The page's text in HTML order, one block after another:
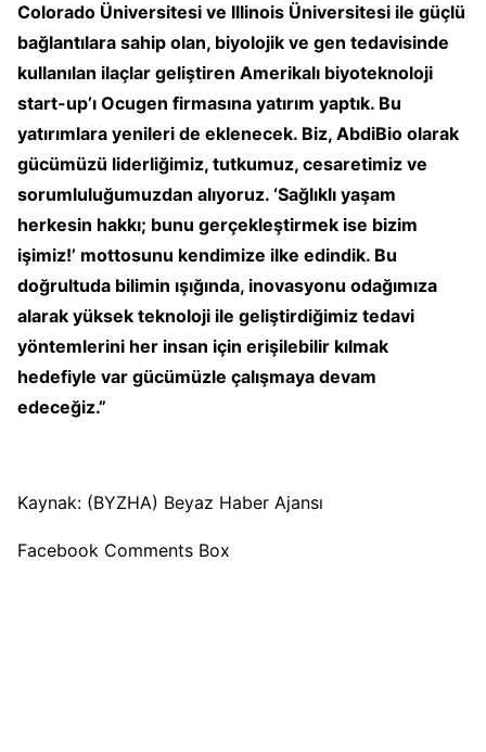
Colorado Üniversitesi ve Illinois Üniversitesi ile güçlü
bağlantılara sahip olan, biyolojik ve gen tedavisinde
kullanılan ilaçlar geliştiren Amerikalı biyoteknoloji
start-up’ı Ocugen firmasına yatırım yaptık. Bu
yatırımlara yenileri de eklenecek. Biz, AbdiBio olarak
gücümüzü liderliğimiz, tutkumuz, cesaretimiz ve
sorumluluğumuzdan alıyoruz. ‘Sağlıklı yaşam
herkesin hakkı; bunu gerçekleştirmek ise bizim
işimiz!’ mottosunu kendimize ilke edindik. Bu
doğrultuda bilimin ışığında, inovasyonu odağımıza
alarak yüksek teknoloji ile geliştirdiğimiz tedavi
yöntemlerini her insan için erişilebilir kılmak
hedefiyle var gücümüzle çalışmaya devam
edeceğiz.”
Kaynak: (BYZHA) Beyaz Haber Ajansı
Facebook Comments Box